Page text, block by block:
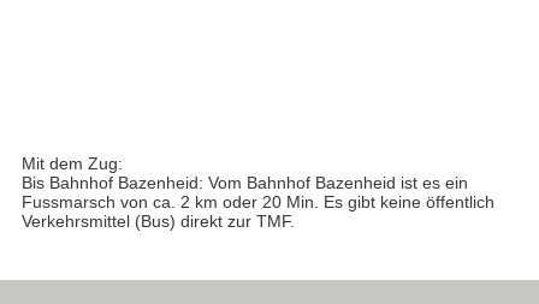
Mit dem Zug:
Bis Bahnhof Bazenheid: Vom Bahnhof Bazenheid ist es ein
Fussmarsch von ca. 2 km oder 20 Min. Es gibt keine öffentlich
Verkehrsmittel (Bus) direkt zur TMF.